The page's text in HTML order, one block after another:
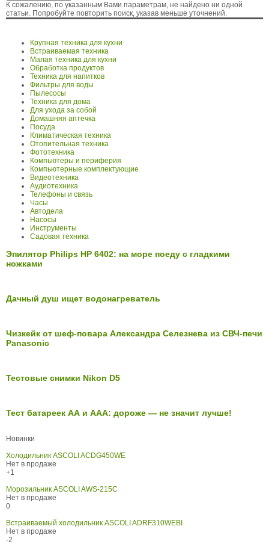
К сожалению, по указанным Вами параметрам, не найдено ни одной
статьи. Попробуйте повторить поиск, указав меньше уточнений.
Крупная техника для кухни
Встраиваемая техника
Малая техника для кухни
Обработка продуктов
Техника для напитков
Фильтры для воды
Пылесосы
Техника для дома
Для ухода за собой
Домашняя аптечка
Посуда
Климатическая техника
Отопительная техника
Фототехника
Компьютеры и периферия
Компьютерные комплектующие
Видеотехника
Аудиотехника
Телефоны и связь
Часы
Автодела
Насосы
Инструменты
Садовая техника
Эпилятор Philips HP 6402: на море поеду с гладкими
ножками
Дачный душ ищет водонагреватель
Чизкейк от шеф-повара Александра Селезнева из СВЧ-печи
Panasonic
Тестовые снимки Nikon D5
Тест батареек АА и ААА: дороже — не значит лучше!
Новинки
Холодильник ASCOLI ACDG450WE
Нет в продаже
+1
Морозильник ASCOLI AWS-215C
Нет в продаже
0
Встраиваемый холодильник ASCOLI ADRF310WEBI
Нет в продаже
-2